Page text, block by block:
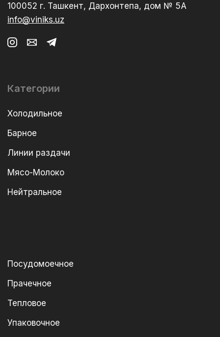
100052 г. Ташкент, Дархонтепа, дом № 5А
info@viniks.uz
Категории
Холодильное
Барное
Линии раздачи
Мясо-Молоко
Нейтральное
Посудомоечное
Прачечное
Тепловое
Упаковочное